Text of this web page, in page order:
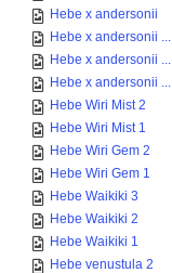
Hebe x andersonii
Hebe x andersonii ...
Hebe x andersonii ...
Hebe x andersonii ...
Hebe Wiri Mist 2
Hebe Wiri Mist 1
Hebe Wiri Gem 2
Hebe Wiri Gem 1
Hebe Waikiki 3
Hebe Waikiki 2
Hebe Waikiki 1
Hebe venustula 2